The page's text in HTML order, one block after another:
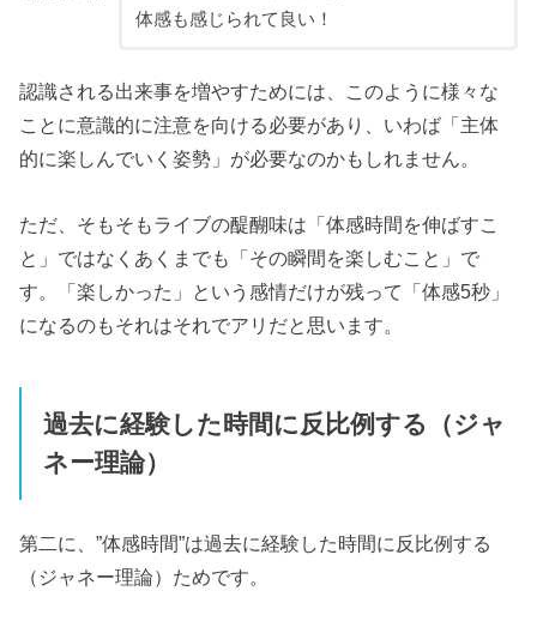
体感も感じられて良い！
認識される出来事を増やすためには、このように様々な
ことに意識的に注意を向ける必要があり、いわば「主体
的に楽しんでいく姿勢」が必要なのかもしれません。
ただ、そもそもライブの醍醐味は「体感時間を伸ばすこ
と」ではなくあくまでも「その瞬間を楽しむこと」で
す。「楽しかった」という感情だけが残って「体感5秒」
になるのもそれはそれでアリだと思います。
過去に経験した時間に反比例する（ジャ
ネー理論）
第二に、”体感時間”は過去に経験した時間に反比例する
（ジャネー理論）ためです。